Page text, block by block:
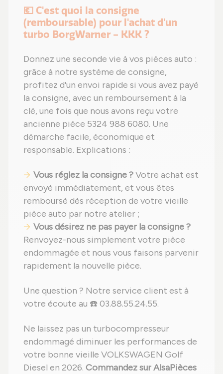
💶 C'est quoi la consigne
(remboursable) pour l'achat d'un
turbo BorgWarner - KKK ?
Donnez une seconde vie à vos pièces auto :
grâce à notre système de consigne,
profitez d'un envoi rapide si vous avez payé
la consigne, avec un remboursement à la
clé, une fois que nous avons reçu votre
ancienne pièce 5324 988 6080. Une
démarche facile, économique et
responsable. Explications :
Vous réglez la consigne ?Votre achat est
envoyé immédiatement, et vous êtes
remboursé dès réception de votre vieille
pièce auto par notre atelier ;
Vous désirez ne pas payer la consigne ?
Renvoyez-nous simplement votre pièce
endommagée et nous vous faisons parvenir
rapidement la nouvelle pièce.
Une question ? Notre service client est à
votre écoute au ☎️ 03.88.55.24.55.
Ne laissez pas un turbocompresseur
endommagé diminuer les performances de
votre bonne vieille VOLKSWAGEN Golf
Diesel en 2026. Commandez sur AlsaPièces